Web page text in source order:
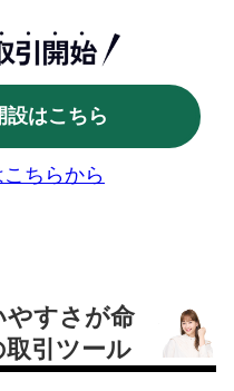
はこちら
ちらから
やすさが命
引ツール